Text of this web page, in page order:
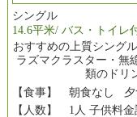
シングル
14.6平米/ バス・トイレ
おすすめの上質シング
ラズマクラスター・無
類のドリ
【食事】
朝食なし 夕
【人数】
1人 子供料金